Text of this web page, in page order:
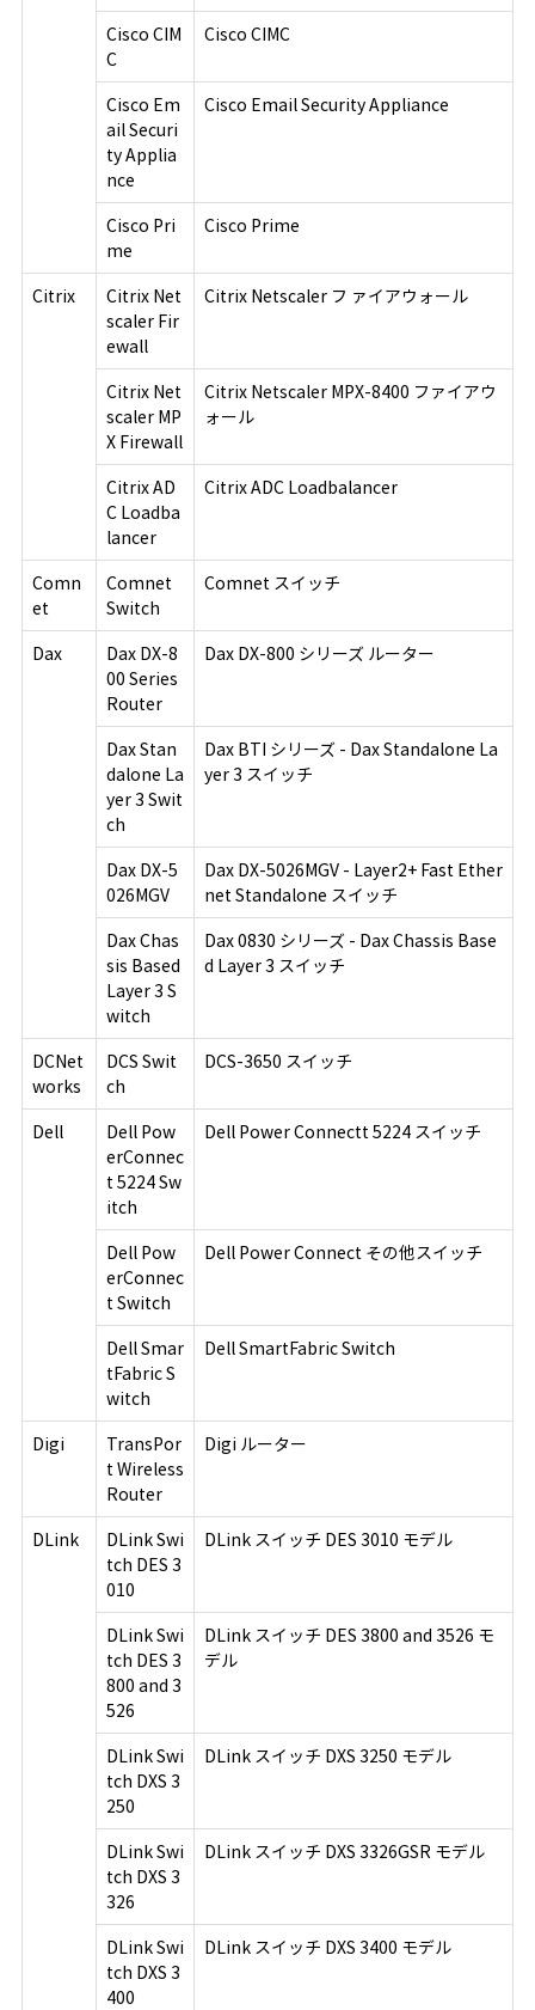
Cisco CIM
C
Cisco CIMC
Cisco Em
ail Securi
ty Applia
nce
Cisco Email Security Appliance
Cisco Pri
me
Cisco Prime
Citrix
Citrix Net
scaler Fir
ewall
Citrix Netscaler フ ァイアウォール
Citrix Net
scaler MP
X Firewall
Citrix Netscaler MPX-8400 ファイアウ
ォール
Citrix AD
C Loadba
lancer
Citrix ADC Loadbalancer
Comn
et
Comnet
Switch
Comnet スイッチ
Dax
Dax DX-8
00 Series
Router
Dax DX-800 シリーズ ルーター
Dax Stan
dalone La
yer 3 Swit
ch
Dax BTI シリーズ - Dax Standalone La
yer 3 スイッチ
Dax DX-5
026MGV
Dax DX-5026MGV - Layer2+ Fast Ether
net Standalone スイッチ
Dax Chas
sis Based
Layer 3 S
witch
Dax 0830 シリーズ - Dax Chassis Base
d Layer 3 スイッチ
DCNet
works
DCS Swit
ch
DCS-3650 スイッチ
Dell
Dell Pow
erConnec
t 5224 Sw
itch
Dell Power Connectt 5224 スイッチ
Dell Pow
erConnec
t Switch
Dell Power Connect その他スイッチ
Dell Smar
tFabric S
witch
Dell SmartFabric Switch
Digi
TransPor
t Wireless
Router
Digi ルーター
DLink
DLink Swi
tch DES 3
010
DLink スイッチ DES 3010 モデル
DLink Swi
tch DES 3
800 and 3
526
DLink スイッチ DES 3800 and 3526 モ
デル
DLink Swi
tch DXS 3
250
DLink スイッチ DXS 3250 モデル
DLink Swi
tch DXS 3
326
DLink スイッチ DXS 3326GSR モデル
DLink Swi
tch DXS 3
400
DLink スイッチ DXS 3400 モデル